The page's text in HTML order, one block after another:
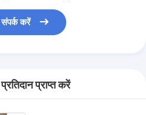
करें
प्राप्त करें